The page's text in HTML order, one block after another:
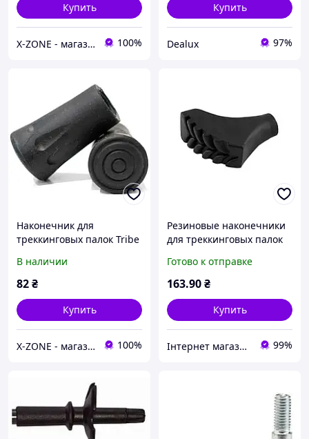
Купить
X-ZONE - магазин туристичного спорядження 100%
Купить
Dealux 97%
Наконечник для
треккинговых палок Tribe
В наличии
82₴
Купить
X-ZONE - магазин туристичного спорядження 100%
Резиновые наконечники
для треккинговых палок
Готово к отправке
163.90₴
Купить
Інтернет магазин СпортТочка 99%